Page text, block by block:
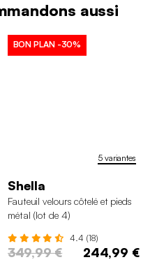
aussi
5 variantes
BON PLAN -30%
Shella
Fauteuil velours côtelé et pieds
métal (lot de 4)
4.4 (18)
349,99 € 244,99 €